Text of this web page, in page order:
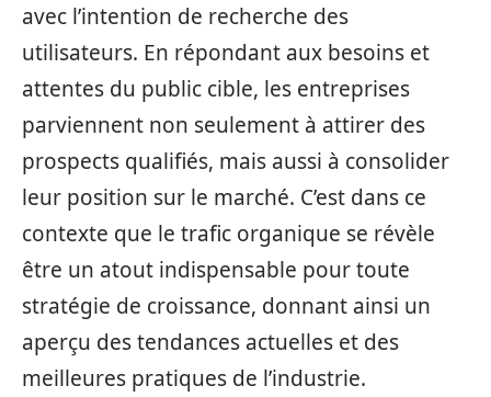
avec l’intention de recherche des
utilisateurs. En répondant aux besoins et
attentes du public cible, les entreprises
parviennent non seulement à attirer des
prospects qualifiés, mais aussi à consolider
leur position sur le marché. C’est dans ce
contexte que le trafic organique se révèle
être un atout indispensable pour toute
stratégie de croissance, donnant ainsi un
aperçu des tendances actuelles et des
meilleures pratiques de l’industrie.